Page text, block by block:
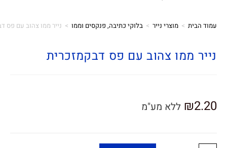
> מוצרי נייר > בלוקי כתיבה, פנקסים וממו > נייר ממו צהוב עם פס דבקמזכרית
ממו צהוב עם פס דבקמזכרית
₪ ללא מע"מ